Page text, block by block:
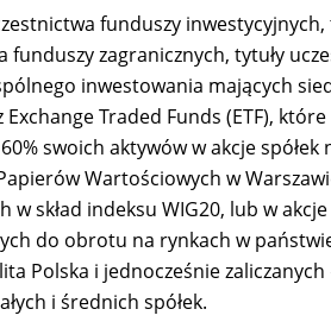
funduszy inwestycyjnych,
funduszy zagranicznych, tytuły
inwestowania mających
Traded Funds (ETF),
swoich aktywów w akcje
Wartościowych w
w skład indeksu WIG20, lub w akcje
do obrotu na rynkach w
Polska i jednocześnie
i średnich spółek.